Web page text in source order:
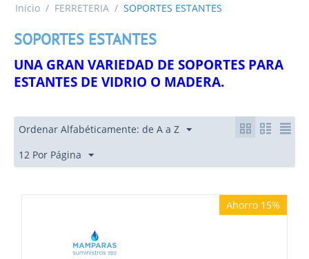
Inicio / FERRETERIA / SOPORTES ESTANTES
SOPORTES ESTANTES
UNA GRAN VARIEDAD DE SOPORTES PARA
ESTANTES DE VIDRIO O MADERA.
Ordenar Alfabéticamente: de A a Z
12 Por Página
Ahorro 15%